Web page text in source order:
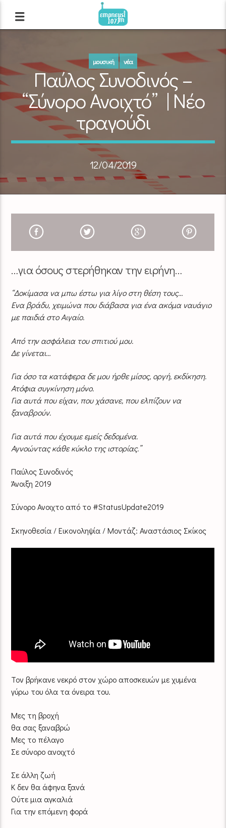
μουσική νέα
Παύλος Συνοδινός –
“Σύνορο Ανοιχτό” | Νέο
τραγούδι
12/04/2019
…για όσους στερήθηκαν την ειρήνη…
“Δοκίμασα να μπω έστω για λίγο στη θέση τους…
Ενα βράδυ, χειμώνα που διάβασα για ένα ακόμα ναυάγιο
με παιδιά στο Αιγαίο.
Από την ασφάλεια του σπιτιού μου.
Δε γίνεται…
Για όσο τα κατάφερα δε μου ήρθε μίσος, οργή, εκδίκηση.
Ατόφια συγκίνηση μόνο.
Για αυτά που είχαν, που χάσανε, που ελπίζουν να
ξαναβρούν.
Για αυτά που έχουμε εμείς δεδομένα.
Αγνοώντας κάθε κύκλο της ιστορίας.”
Παύλος Συνοδινός
Άνοιξη 2019
Σύνορο Ανοιχτο από το #StatusUpdate2019
Σκηνοθεσία / Εικονοληψία / Μοντάζ: Αναστάσιος Σκίκος
Τον βρήκανε νεκρό στον χώρο αποσκευών με χυμένα
γύρω του όλα τα όνειρα του.
Μες τη βροχή
θα σας ξαναβρώ
Μες το πέλαγο
Σε σύνορο ανοιχτό
Σε άλλη ζωή
Κ δεν θα άφηνα ξανά
Ούτε μια αγκαλιά
Για την επόμενη φορά